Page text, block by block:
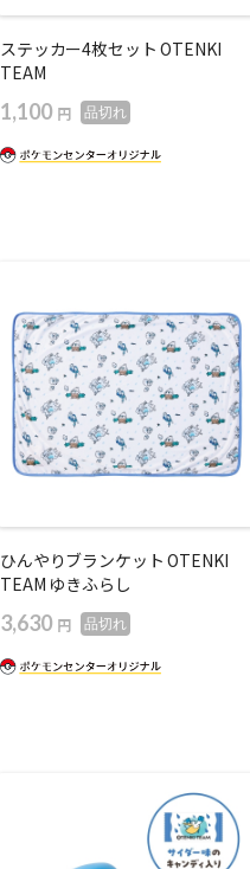
ステッカー4枚セット OTENKI
TEAM
1,100 円 品切れ
ひんやりブランケット OTENKI
TEAM ゆきふらし
3,630 円 品切れ